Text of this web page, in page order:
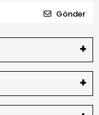
Gönder